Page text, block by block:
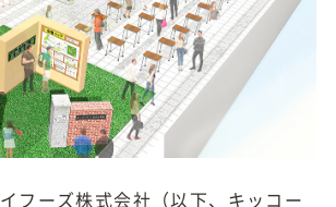
フーズ株式会社（以下、キッコー